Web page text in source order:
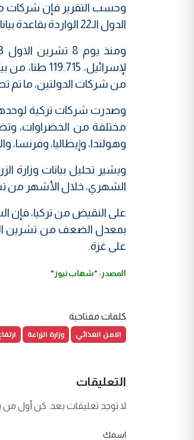
وحسب التقرير فإن شركات
الدول الـ22 الواردة بقاعدة بيانات وزارة زراعة، وبلغت نسبة ما صدرته شركات الدولتين 54.66%.
من شركات الدولتين، ما تم
وهولندا، وإيطاليا، وفرنسا،
ويشير تحليل بيانات وزارة
الشهري، خلال الأشهر من تشرين الاول
على النقيض من تركيا، فإن
على غزة.
المصدر: "شهاب نيوز"
كلمات مفتاحية
الامن الغذائي وزارة الزراعة
التعليقات
لا توجد تعليقات بعد. كن أول من
اسمك